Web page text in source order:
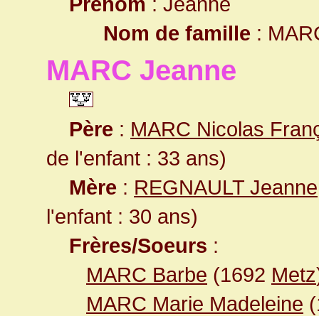
Nom de famille :
MARC Jeanne
Père : MARC Nicolas
de l'enfant : 33 ans)
Mère : REGNAULT Jeanne
l'enfant : 30 ans)
Frères/Soeurs :
MARC Barbe (1692 Metz
MARC Marie Madeleine